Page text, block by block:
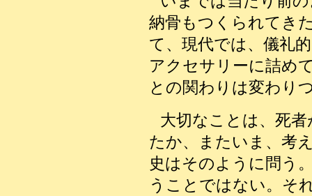
納骨もつくられてき
て、現代では、儀礼
アクセサリーに詰め
との関わりは変わり
大切なことは、死
たか、またいま、考
史はそのように問う
うことではない。そ